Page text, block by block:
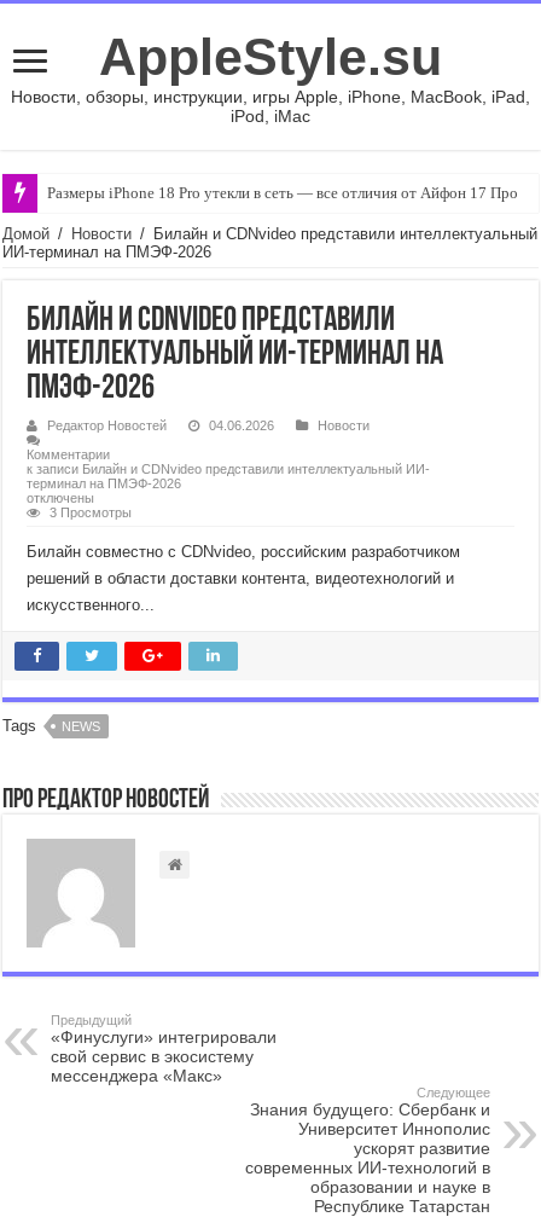
AppleStyle.su
Новости, обзоры, инструкции, игры Apple, iPhone, MacBook, iPad,
iPod, iMac
Размеры iPhone 18 Pro утекли в сеть — все отличия от Айфон 17 Про
Домой / Новости / Билайн и CDNvideo представили интеллектуальный
ИИ-терминал на ПМЭФ-2026
Билайн и CDNvideo представили
интеллектуальный ИИ-терминал на
ПМЭФ-2026
Редактор Новостей 04.06.2026
Новости
Комментарии
к записи Билайн и CDNvideo представили интеллектуальный ИИ-
терминал на ПМЭФ-2026
отключены
3 Просмотры
Билайн совместно с CDNvideo, российским разработчиком
решений в области доставки контента, видеотехнологий и
искусственного...
Tags NEWS
Про Редактор Новостей
Предыдущий
«Финуслуги» интегрировали
свой сервис в экосистему
мессенджера «Макс»
Следующее
Знания будущего: Сбербанк и
Университет Иннополис
ускорят развитие
современных ИИ-технологий в
образовании и науке в
Республике Татарстан